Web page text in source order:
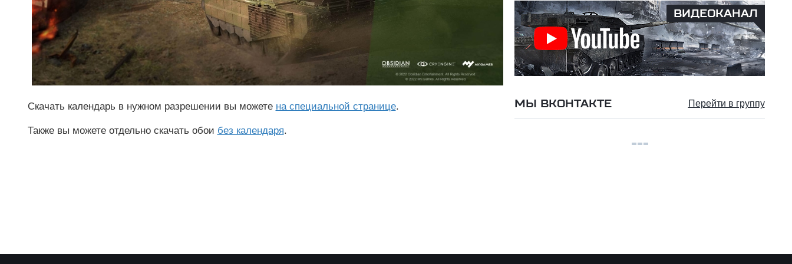
Скачать календарь в нужном разрешении вы можете на специальной странице.
Также вы можете отдельно скачать обои без календаря.
ВИДЕОКАНАЛ
МЫ ВКОНТАКТЕ Перейти в группу